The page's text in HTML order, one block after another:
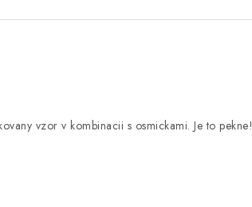
vzor v kombinacii s osmickami. Je to pekne!